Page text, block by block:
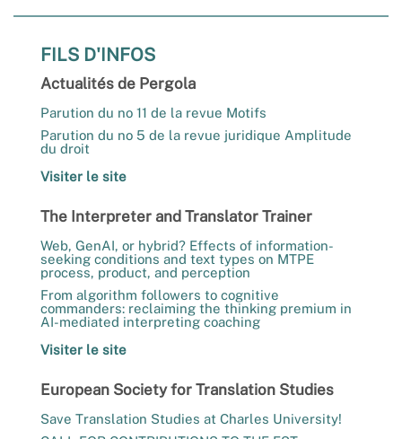
FILS D'INFOS
Actualités de Pergola
Parution du no 11 de la revue Motifs
Parution du no 5 de la revue juridique Amplitude
du droit
Visiter le site
The Interpreter and Translator Trainer
Web, GenAI, or hybrid? Effects of information-
seeking conditions and text types on MTPE
process, product, and perception
From algorithm followers to cognitive
commanders: reclaiming the thinking premium in
AI-mediated interpreting coaching
Visiter le site
European Society for Translation Studies
Save Translation Studies at Charles University!